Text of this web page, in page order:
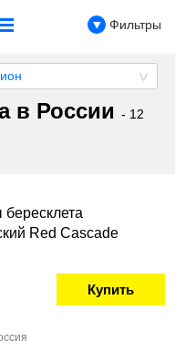
Фильтры
в России - 12
Red Cascade
Купить